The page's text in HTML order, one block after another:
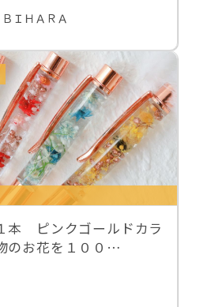
ＩＨＡＲＡ
本 ピンクゴールドカラ
のお花を１００…